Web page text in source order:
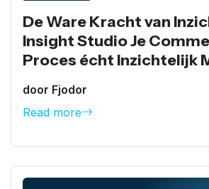
De Ware Kracht van
Insight Studio Je
Proces écht Inzichtelijk
door Fjodor
Read more